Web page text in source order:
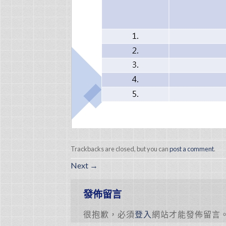
Trackbacks are closed, but you canpost a comment.
Next →
發佈留言
很抱歉，必須登入 網站才能發佈留言